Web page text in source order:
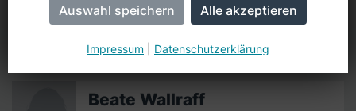
50259 Pulheim (Stommeln)
Jessica.Peters@netcologne.de
Beate Wallraff
Impressum Datenschutzerklärung